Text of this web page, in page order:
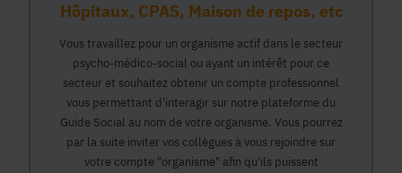
Hôpitaux, CPAS, Maison de repos, etc
Vous travaillez pour un organisme actif dans le secteur
psycho-médico-social ou ayant un intérêt pour ce
secteur et souhaitez obtenir un compte professionnel
vous permettant d'interagir sur notre plateforme du
Guide Social au nom de votre organisme. Vous pourrez
par la suite inviter vos collègues à vous rejoindre sur
votre compte "organisme" afin qu'ils puissent